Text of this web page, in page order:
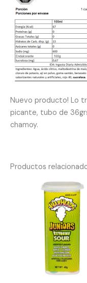
Nuevo producto! Lo
picante, tubo de
chamoy.
Productos